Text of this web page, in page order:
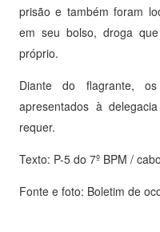
prisão e também foram
em seu bolso, droga
próprio.
Diante do flagrante,
apresentados à
requer.
Texto: P-5 do 7º BPM /
Fonte e foto: Boletim de